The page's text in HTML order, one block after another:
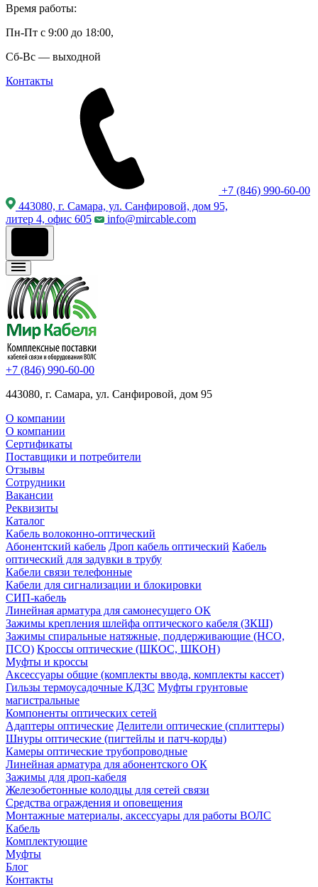
Время работы:
Пн-Пт с 9:00 до 18:00,
Сб-Вс — выходной
Контакты
+7 (846) 990-60-00
443080, г. Самара, ул. Санфировой, дом 95,
литер 4, офис 605
info@mircable.com
+7 (846) 990-60-00
443080, г. Самара, ул. Санфировой, дом 95
О компании
О компании
Сертификаты
Поставщики и потребители
Отзывы
Сотрудники
Вакансии
Реквизиты
Каталог
Кабель волоконно-оптический
Абонентский кабель Дроп кабель оптический Кабель
оптический для задувки в трубу
Кабели связи телефонные
Кабели для сигнализации и блокировки
СИП-кабель
Линейная арматура для самонесущего ОК
Зажимы крепления шлейфа оптического кабеля (ЗКШ)
Зажимы спиральные натяжные, поддерживающие (НСО,
ПСО) Кроссы оптические (ШКОС, ШКОН)
Муфты и кроссы
Аксессуары общие (комплекты ввода, комплекты кассет)
Гильзы термоусадочные КДЗС Муфты грунтовые
магистральные
Компоненты оптических сетей
Адаптеры оптические Делители оптические (сплиттеры)
Шнуры оптические (пигтейлы и патч-корды)
Камеры оптические трубопроводные
Линейная арматура для абонентского ОК
Зажимы для дроп-кабеля
Железобетонные колодцы для сетей связи
Средства ограждения и оповещения
Монтажные материалы, аксессуары для работы ВОЛС
Кабель
Комплектующие
Муфты
Блог
Контакты